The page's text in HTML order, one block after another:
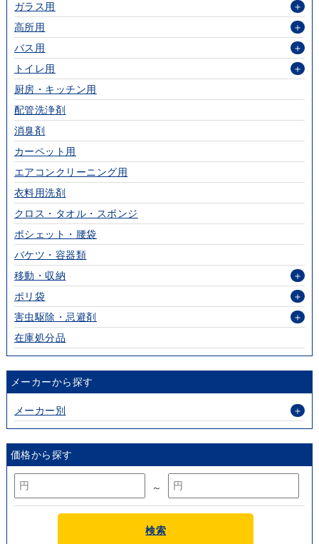
ガラス用
＋
高所用
＋
バス用
＋
トイレ用
＋
厨房・キッチン用
配管洗浄剤
消臭剤
カーペット用
エアコンクリーニング用
衣料用洗剤
クロス・タオル・スポンジ
ポシェット・腰袋
バケツ・容器類
移動・収納
＋
ポリ袋
＋
害虫駆除・忌避剤
＋
在庫処分品
メーカーから探す
メーカー別 ＋
価格から探す
～
検索